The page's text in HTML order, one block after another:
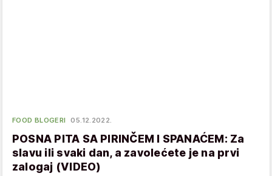
FOOD BLOGERI 05.12.2022.
POSNA PITA SA PIRINČEM I SPANAĆEM: Za
slavu ili svaki dan, a zavolećete je na prvi
zalogaj (VIDEO)